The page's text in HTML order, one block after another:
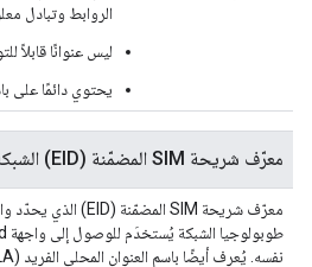
الروابط وتبادل
ليس عنوانًا قابلاً
يحتوي دائمًا على
معرّف شريحة SIM المضمّنة (EID) الشبكة المحلية (ML-EID)
نفسه. يُعرف أيضًا باسم العنوان المحلي الفريد (ULA).